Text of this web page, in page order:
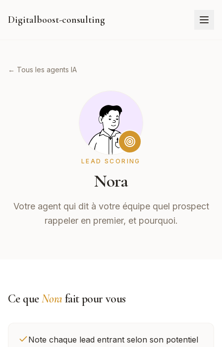
Digitalboost-consulting
← Tous les agents IA
LEAD SCORING
Nora
Votre agent qui dit à votre équipe quel prospect
rappeler en premier, et pourquoi.
Ce queNora fait pour vous
Note chaque lead entrant selon son potentiel